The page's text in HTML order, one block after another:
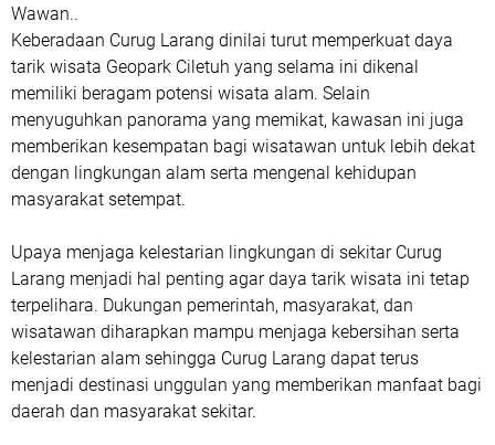
Wawan..
Keberadaan Curug Larang dinilai turut memperkuat daya
tarik wisata Geopark Ciletuh yang selama ini dikenal
memiliki beragam potensi wisata alam. Selain
menyuguhkan panorama yang memikat, kawasan ini juga
memberikan kesempatan bagi wisatawan untuk lebih dekat
dengan lingkungan alam serta mengenal kehidupan
masyarakat setempat.
Upaya menjaga kelestarian lingkungan di sekitar Curug
Larang menjadi hal penting agar daya tarik wisata ini tetap
terpelihara. Dukungan pemerintah, masyarakat, dan
wisatawan diharapkan mampu menjaga kebersihan serta
kelestarian alam sehingga Curug Larang dapat terus
menjadi destinasi unggulan yang memberikan manfaat bagi
daerah dan masyarakat sekitar.